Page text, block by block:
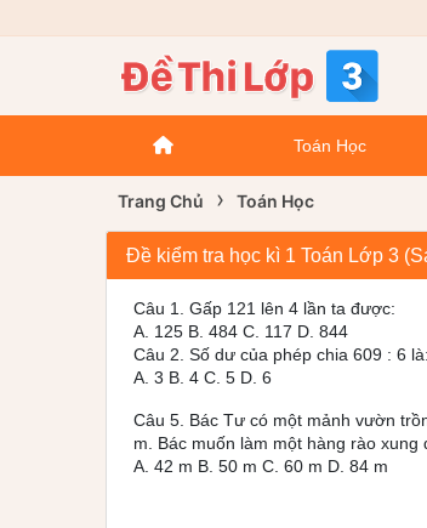
Toán Học
Trang Chủ › Toán Học
Đề kiểm tra học kì 1 Toán Lớp 3
Câu 1. Gấp 121 lên 4 lần ta được:
A. 125 B. 484 C. 117 D. 844
Câu 2. Số dư của phép chia 609 : 6 là:
A. 3 B. 4 C. 5 D. 6
Câu 5. Bác Tư có một mảnh vườn
m. Bác muốn làm một hàng rào
A. 42 m B. 50 m C. 60 m D. 84 m